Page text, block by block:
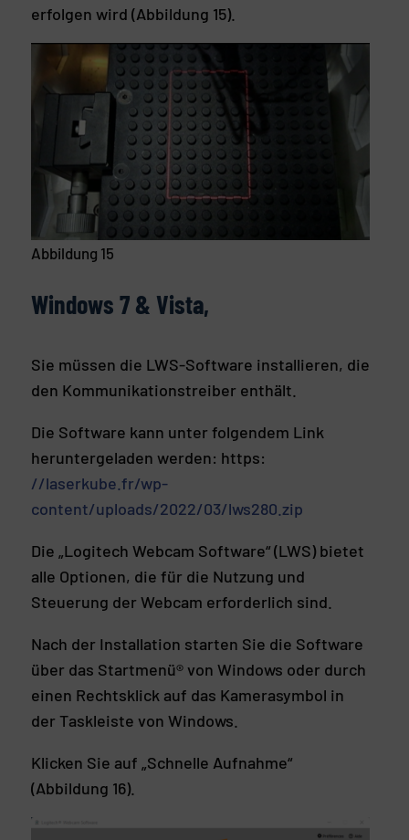
erfolgen wird (Abbildung 15).
Abbildung 15
Windows 7 & Vista,
Sie müssen die LWS-Software installieren, die
den Kommunikationstreiber enthält.
Die Software kann unter folgendem Link
heruntergeladen werden: https:
//laserkube.fr/wp-
content/uploads/2022/03/lws280.zip
Die „Logitech Webcam Software“ (LWS) bietet
alle Optionen, die für die Nutzung und
Steuerung der Webcam erforderlich sind.
Nach der Installation starten Sie die Software
über das Startmenü® von Windows oder durch
einen Rechtsklick auf das Kamerasymbol in
der Taskleiste von Windows.
Klicken Sie auf „Schnelle Aufnahme“
(Abbildung 16).